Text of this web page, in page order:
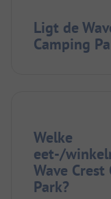
Ligt de
Camping
Welke
eet-/
Wave
Park?